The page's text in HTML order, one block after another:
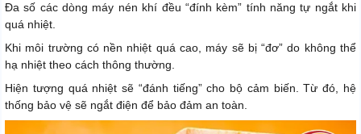
Đa số các dòng máy nén khí đều “đính kèm” tính năng tự ngắt khi
quá nhiệt.
Khi môi trường có nền nhiệt quá cao, máy sẽ bị “đơ” do không thể
hạ nhiệt theo cách thông thường.
Hiện tượng quá nhiệt sẽ “đánh tiếng” cho bộ cảm biến. Từ đó, hệ
thống bảo vệ sẽ ngắt điện để bảo đảm an toàn.